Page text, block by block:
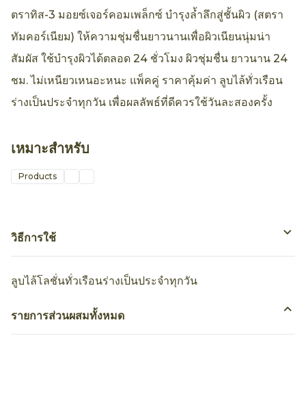
ตราทิส-3 มอยซ์เจอร์คอมเพล็กซ์ บำรุงล้ำลึกสู่ชั้นผิว (สตรา
ทัมคอร์เนียม) ให้ความชุ่มชื่นยาวนานเพื่อผิวเนียนนุ่มน่า
สัมผัส ใช้บำรุงผิวได้ตลอด 24 ชั่วโมง ผิวชุ่มชื่น ยาวนาน 24
ชม. ไม่เหนียวเหนอะหนะ แพ็คคู่ ราคาคุ้มค่า ลูบไล้ทั่วเรือน
ร่างเป็นประจำทุกวัน เพื่อผลลัพธ์ที่ดีควรใช้วันละสองครั้ง
เหมาะสำหรับ
Products
วิธีการใช้
ลูบไล้โลชั่นทั่วเรือนร่างเป็นประจำทุกวัน
รายการส่วนผสมทั้งหมด